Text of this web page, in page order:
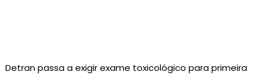
Detran passa a exigir exame toxicológico para primeira